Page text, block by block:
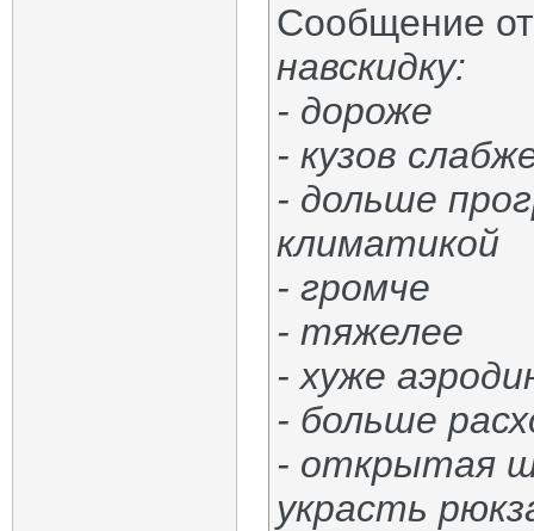
Сообщение
навскидку:
- дороже
- кузов
- дольше
климатикой
- громче
- тяжелее
- хуже
- больше
- открытая
украсть